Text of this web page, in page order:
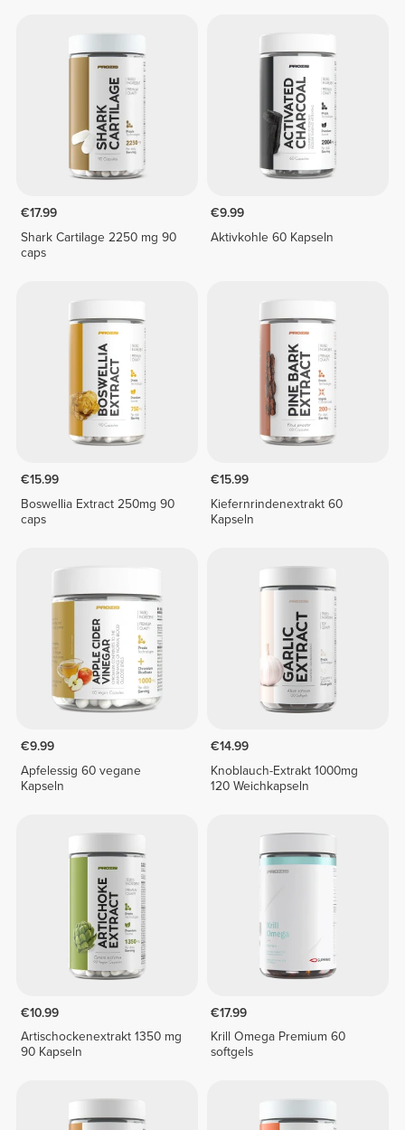
€17.99
Shark Cartilage 2250 mg 90
caps
€9.99
Aktivkohle 60 Kapseln
€15.99
Boswellia Extract 250mg 90
caps
€15.99
Kiefernrindenextrakt 60
Kapseln
€9.99
Apfelessig 60 vegane
Kapseln
€14.99
Knoblauch-Extrakt 1000mg
120 Weichkapseln
€10.99
Artischockenextrakt 1350 mg
90 Kapseln
€17.99
Krill Omega Premium 60
softgels